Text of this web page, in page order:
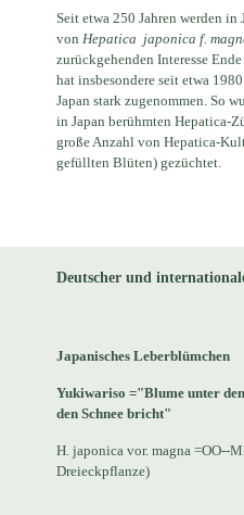
Seit etwa 250 Jahren werden
von Hepatica japonica f.
zurückgehenden Interesse
hat insbesondere seit etwa
Japan stark zugenommen. So
in Japan berühmten Hepatica-
große Anzahl von Hepatica-
gefüllten Blüten) gezüchtet.
Deutscher und
Japanisches Leberblümchen
Yukiwariso ="Blume unter
den Schnee bricht"
H. japonica vor. magna =OO--
Dreieckpflanze)